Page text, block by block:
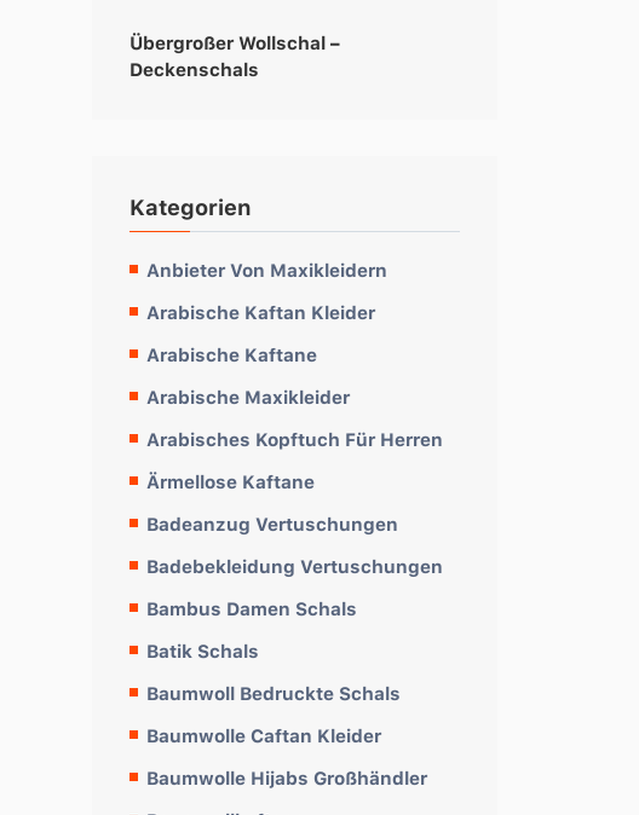
Übergroßer Wollschal –
Deckenschals
Kategorien
Anbieter Von Maxikleidern
Arabische Kaftan Kleider
Arabische Kaftane
Arabische Maxikleider
Arabisches Kopftuch Für Herren
Ärmellose Kaftane
Badeanzug Vertuschungen
Badebekleidung Vertuschungen
Bambus Damen Schals
Batik Schals
Baumwoll Bedruckte Schals
Baumwolle Caftan Kleider
Baumwolle Hijabs Großhändler